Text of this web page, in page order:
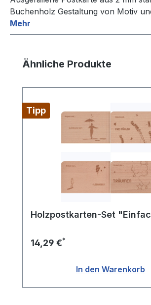
Buchenholz Gestaltung von Motiv
Mehr
Produktgalerie überspringen
Ähnliche Produkte
Tipp
Holzpostkarten-Set
14,29 €*
In den Warenkorb